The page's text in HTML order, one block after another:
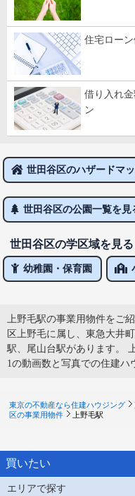
住宅ローン
借り入れ
ン
世田谷区のハザードマ
世田谷区の公園一覧を見
世田谷区の学区域を見る
幼稚園・保育園
上野毛駅の事業用物件をご
区上野毛に属し、東急大井
駅、尾山台駅があります。
1の動画数と写真での住建ハ
東京の不動産なら住建ハウジング
区の事業用物件
上野毛駅
買いたい
エリアで探す